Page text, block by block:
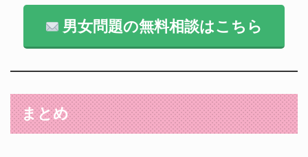
男女問題の無料相談はこちら
まとめ